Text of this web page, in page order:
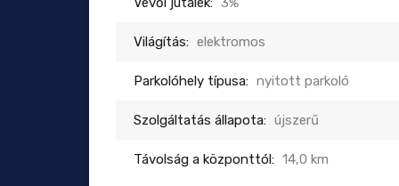
Világítás: elektromos
Parkolóhely típusa: nyitott parkoló
Szolgáltatás állapota: újszerű
Távolság a központtól: 14,0 km